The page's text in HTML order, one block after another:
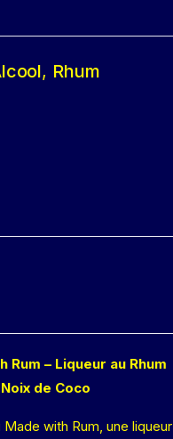
, Rhum
Rum – Liqueur au Rhum
de Coco
with Rum, une liqueur